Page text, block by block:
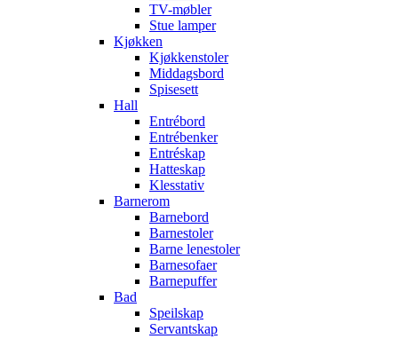
TV-møbler
Stue lamper
Kjøkken
Kjøkkenstoler
Middagsbord
Spisesett
Hall
Entrébord
Entrébenker
Entréskap
Hatteskap
Klesstativ
Barnerom
Barnebord
Barnestoler
Barne lenestoler
Barnesofaer
Barnepuffer
Bad
Speilskap
Servantskap